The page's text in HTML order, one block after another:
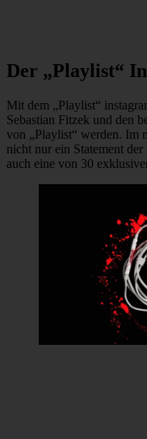
Der „Playlist“
Mit dem „Playlist“
Sebastian Fitzek und den
von „Playlist“ werden. Im
nicht nur ein Statement
auch eine von 30